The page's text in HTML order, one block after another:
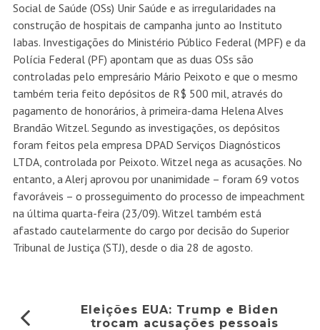
Social de Saúde (OSs) Unir Saúde e as irregularidades na
construção de hospitais de campanha junto ao Instituto
Iabas. Investigações do Ministério Público Federal (MPF) e da
Polícia Federal (PF) apontam que as duas OSs são
controladas pelo empresário Mário Peixoto e que o mesmo
também teria feito depósitos de R$ 500 mil, através do
pagamento de honorários, à primeira-dama Helena Alves
Brandão Witzel. Segundo as investigações, os depósitos
foram feitos pela empresa DPAD Serviços Diagnósticos
LTDA, controlada por Peixoto. Witzel nega as acusações. No
entanto, a Alerj aprovou por unanimidade – foram 69 votos
favoráveis – o prosseguimento do processo de impeachment
na última quarta-feira (23/09). Witzel também está
afastado cautelarmente do cargo por decisão do Superior
Tribunal de Justiça (STJ), desde o dia 28 de agosto.
Eleições EUA: Trump e Biden
trocam acusações pessoais